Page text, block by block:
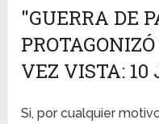
"GUERRA DE
VEZ VISTA: 10
Si, por cualquier